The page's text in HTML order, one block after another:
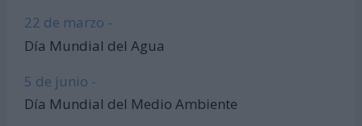
22 de marzo -
Día Mundial del Agua
5 de junio -
Día Mundial del Medio Ambiente